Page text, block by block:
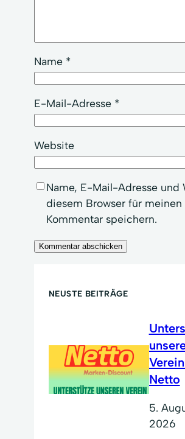
Name *
E-Mail-Adresse *
Website
Name, E-Mail-Adresse und
diesem Browser für meinen
Kommentar speichern.
NEUSTE BEITRÄGE
Netto
5.
2026